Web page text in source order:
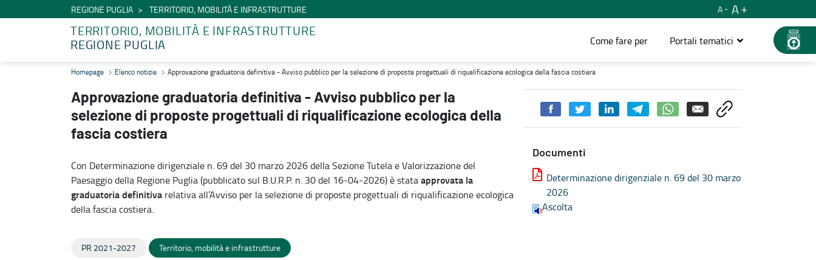
REGIONE PUGLIA TERRITORIO, MOBILITÀ E INFRASTRUTTURE A
A
TERRITORIO, MOBILITÀ E INFRASTRUTTURE
REGIONE PUGLIA
Come fare per Portali tematici
Approvazione graduatoria definitiva - Avviso pubblico per la selezione di proposte progettuali di riqualificazione ecologica della fascia costiera - Territorio, mobilità e infrastrutture
Homepage Elenco notizie Approvazione graduatoria definitiva - Avviso pubblico per la selezione di proposte progettuali di riqualificazione ecologica della fascia costiera
Approvazione graduatoria definitiva - Avviso pubblico per la
selezione di proposte progettuali di riqualificazione ecologica della
fascia costiera
Con Determinazione dirigenziale n. 69 del 30 marzo 2026 della Sezione Tutela e Valorizzazione del
Paesaggio della Regione Puglia (pubblicato sul B.U.R.P. n. 30 del 16-04-2026) è stataapprovata la
graduatoria definitiva relativa all’Avviso per la selezione di proposte progettuali di riqualificazione ecologica
della fascia costiera.
Documenti
Determinazione dirigenziale n. 69 del 30 marzo
2026
Ascolta
PR 2021-2027
Territorio, mobilità e infrastrutture